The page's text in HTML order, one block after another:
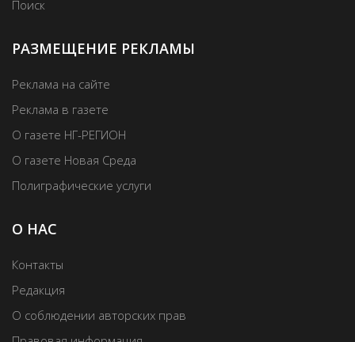
Поиск
РАЗМЕЩЕНИЕ РЕКЛАМЫ
Реклама на сайте
Реклама в газете
О газете НГ-РЕГИОН
О газете Новая Среда
Полиграфические услуги
О НАС
Контакты
Редакция
О соблюдении авторских прав